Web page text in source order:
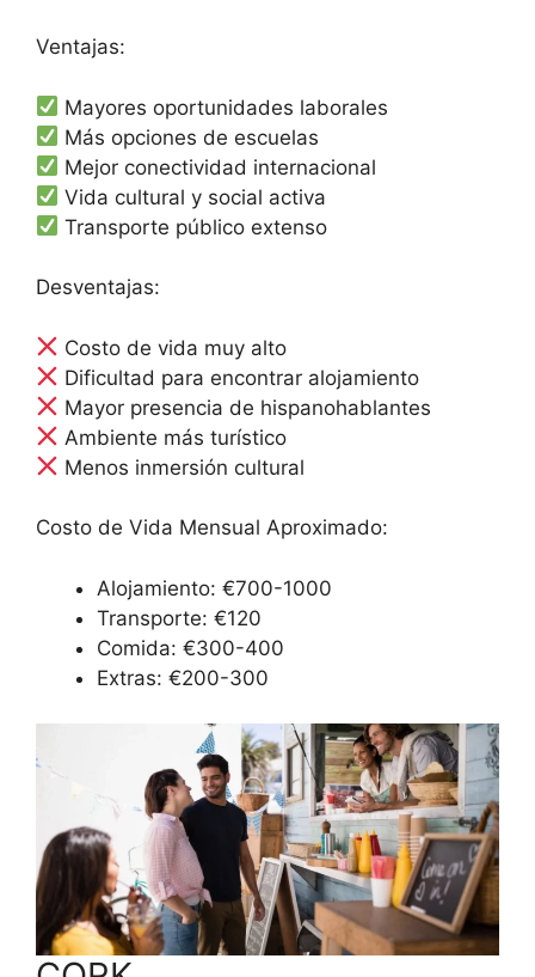
Ventajas:
Mayores oportunidades laborales
Más opciones de escuelas
Mejor conectividad internacional
Vida cultural y social activa
Transporte público extenso
Desventajas:
Costo de vida muy alto
Dificultad para encontrar alojamiento
Mayor presencia de hispanohablantes
Ambiente más turístico
Menos inmersión cultural
Costo de Vida Mensual Aproximado:
Alojamiento: €700-1000
Transporte: €120
Comida: €300-400
Extras: €200-300